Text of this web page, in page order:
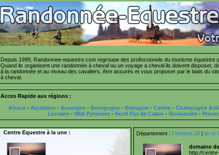
Depuis 1999, Randonnee-equestre.com regroupe des professionels du tourisme équestre
Quand ils organisent une randonnée à cheval ou un voyage a cheval ils doivent disposer,
à la randonnée et au niveau des cavaliers, être assurés et vous proposer par le biais du
à cheval.
Acces Rapide aux régions :
Alsace - Aquitaine - Auvergne - Bourgogne - Bretagne - Centre - Champagne
Lorraine- Midi Pyrenees- Nord Pas de Calais- Normandie-
Centre Equestre à la une : Département : Finistere 29 | Ile et
domaine
http://